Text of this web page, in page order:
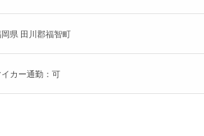
県 田川郡福智町
イカー通勤：可